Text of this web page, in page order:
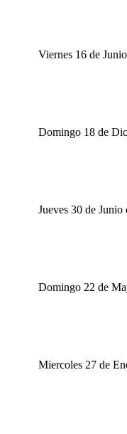
Viernes 16 de
Domingo 18 de
Jueves 30 de Junio
Domingo 22 de
Miercoles 27 de